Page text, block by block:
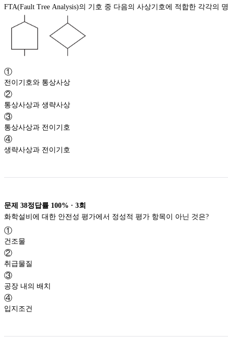
FTA(Fault Tree Analysis)의 기호 중 다음의 사상기호에 적합한 각각의
①
전이기호와 통상사상
②
통상사상과 생략사상
③
통상사상과 전이기호
④
생략사상과 전이기호
문제 38정답률 100% · 3회
화학설비에 대한 안전성 평가에서 정성적 평가 항목이 아닌 것은?
①
건조물
②
취급물질
③
공장 내의 배치
④
입지조건